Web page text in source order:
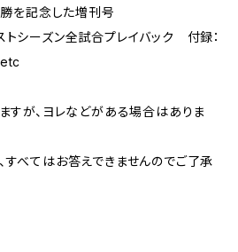
を記念した増刊号
シーズン全試合プレイバック 付録：
すが、ヨレなどがある場合はありま
べてはお答えできませんのでご了承